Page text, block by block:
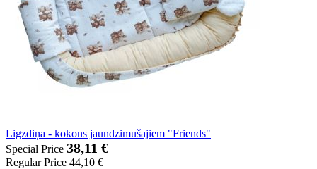
Ligzdiņa - kokons jaundzimušajiem "Friends"
Special Price 38,11 €
Regular Price 44,10 €